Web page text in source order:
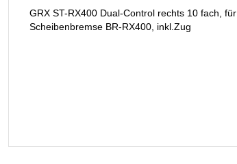
GRX ST-RX400 Dual-Control rechts 10 fach, für
Scheibenbremse BR-RX400, inkl.Zug